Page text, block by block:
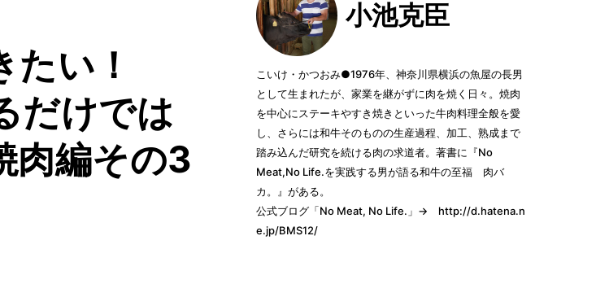
たい！
だけでは
肉編その3
小池克臣
こいけ・かつおみ●1976年、神奈川県横浜の魚屋の長男
として生まれたが、家業を継がずに肉を焼く日々。焼肉
を中心にステーキやすき焼きといった牛肉料理全般を愛
し、さらには和牛そのものの生産過程、加工、熟成まで
踏み込んだ研究を続ける肉の求道者。著書に『No
Meat,No Life.を実践する男が語る和牛の至福 肉バ
カ。』がある。
公式ブログ「No Meat, No Life.」→ http://d.hatena.n
e.jp/BMS12/